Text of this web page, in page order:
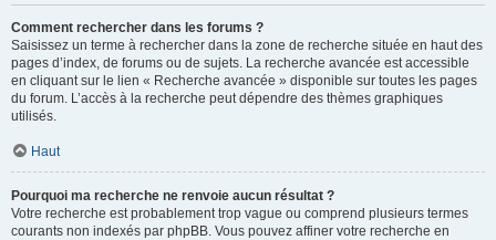
Comment rechercher dans les forums ?
Saisissez un terme à rechercher dans la zone de recherche située en haut des
pages d’index, de forums ou de sujets. La recherche avancée est accessible
en cliquant sur le lien « Recherche avancée » disponible sur toutes les pages
du forum. L’accès à la recherche peut dépendre des thèmes graphiques
utilisés.
Haut
Pourquoi ma recherche ne renvoie aucun résultat ?
Votre recherche est probablement trop vague ou comprend plusieurs termes
courants non indexés par phpBB. Vous pouvez affiner votre recherche en